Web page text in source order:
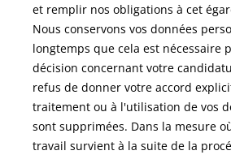
et remplir nos obligations à cet
Nous conservons vos données
longtemps que cela est nécessaire
décision concernant votre
refus de donner votre accord
traitement ou à l'utilisation de vos
sont supprimées. Dans la mesure
travail survient à la suite de la